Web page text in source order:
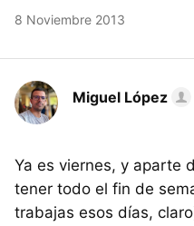
8 Noviembre 2013
Miguel López
Ya es viernes, y aparte
tener todo el fin de
trabajas esos días,